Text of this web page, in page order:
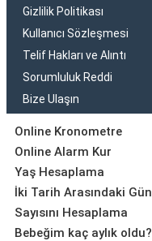
Gizlilik Politikası
Kullanıcı Sözleşmesi
Telif Hakları ve Alıntı
Sorumluluk Reddi
Bize Ulaşın
Online Kronometre
Online Alarm Kur
Yaş Hesaplama
İki Tarih Arasındaki Gün
Sayısını Hesaplama
Bebeğim kaç aylık oldu?